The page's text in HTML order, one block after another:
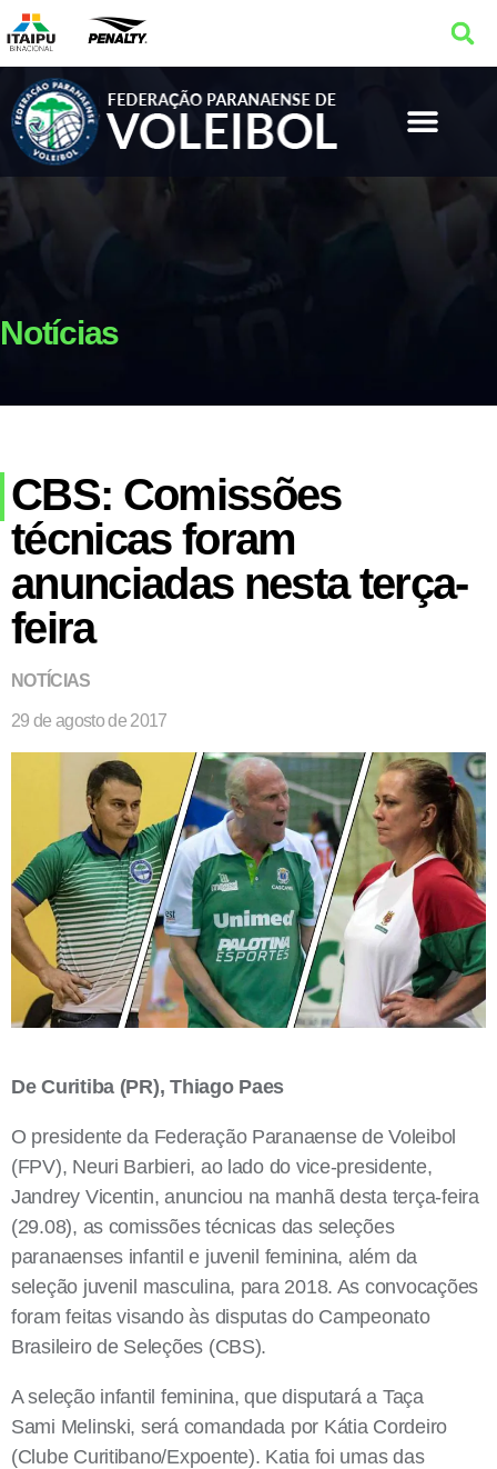
Notícias
CBS: Comissões
técnicas foram
anunciadas nesta terça-
feira
NOTÍCIAS
29 de agosto de 2017
De Curitiba (PR), Thiago Paes
O presidente da Federação Paranaense de Voleibol
(FPV), Neuri Barbieri, ao lado do vice-presidente,
Jandrey Vicentin, anunciou na manhã desta terça-feira
(29.08), as comissões técnicas das seleções
paranaenses infantil e juvenil feminina, além da
seleção juvenil masculina, para 2018. As convocações
foram feitas visando às disputas do Campeonato
Brasileiro de Seleções (CBS).
A seleção infantil feminina, que disputará a Taça
Sami Melinski, será comandada por Kátia Cordeiro
(Clube Curitibano/Expoente). Katia foi umas das